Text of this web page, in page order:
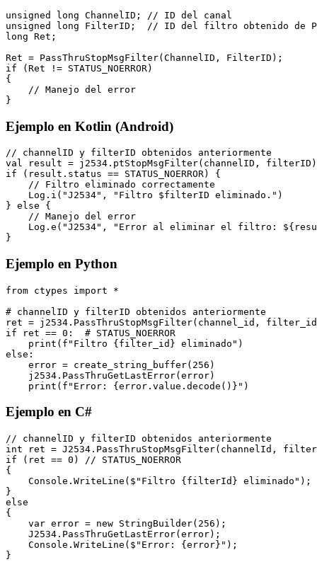
unsigned long ChannelID; // ID del canal
unsigned long FilterID;  // ID del filtro obtenido de
long Ret;
Ret = PassThruStopMsgFilter(ChannelID, FilterID);
if (Ret != STATUS_NOERROR)
{
    // Manejo del error
}
Ejemplo en Kotlin (Android)
// channelID y filterID obtenidos anteriormente
val result = j2534.ptStopMsgFilter(channelID, filterID)
if (result.status == STATUS_NOERROR) {
    // Filtro eliminado correctamente
    Log.i("J2534", "Filtro $filterID eliminado.")
} else {
    // Manejo del error
Log.e("J2534", "Error al eliminar el filtro:
}
Ejemplo en Python
from ctypes import *
# channelID y filterID obtenidos anteriormente
ret = j2534.PassThruStopMsgFilter(channel_id,
if ret == 0:  # STATUS_NOERROR
    print(f"Filtro {filter_id} eliminado")
else:
    error = create_string_buffer(256)
    j2534.PassThruGetLastError(error)
    print(f"Error: {error.value.decode()}")
Ejemplo en C#
// channelID y filterID obtenidos anteriormente
int ret = J2534.PassThruStopMsgFilter(channelId,
if (ret == 0) // STATUS_NOERROR
{
    Console.WriteLine($"Filtro {filterId} eliminado");
}
else
{
    var error = new StringBuilder(256);
    J2534.PassThruGetLastError(error);
    Console.WriteLine($"Error: {error}");
}